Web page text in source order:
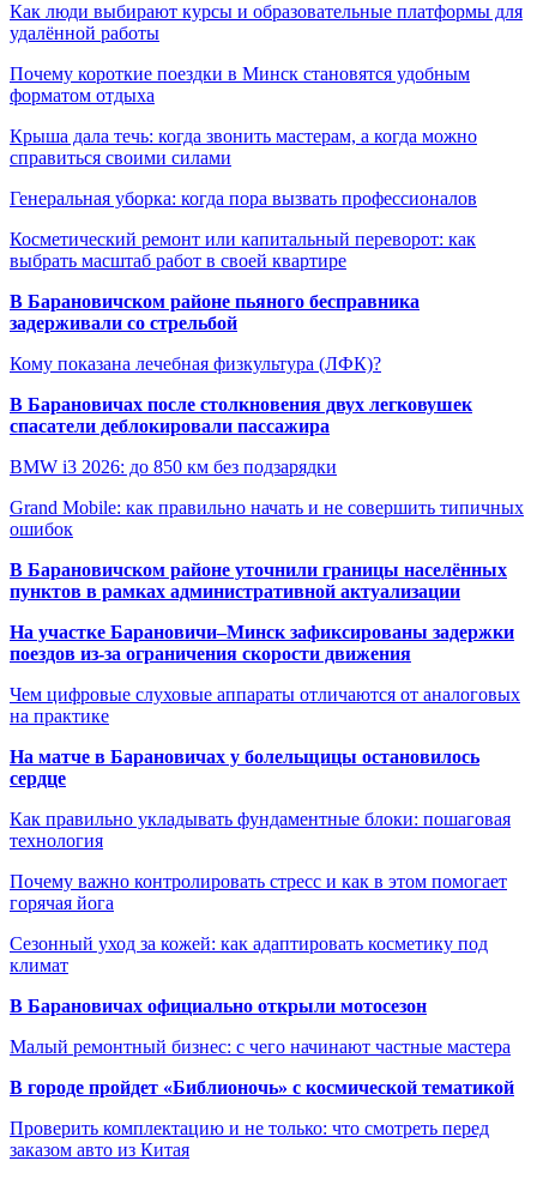
Как люди выбирают курсы и образовательные платформы для
удалённой работы
Почему короткие поездки в Минск становятся удобным
форматом отдыха
Крыша дала течь: когда звонить мастерам, а когда можно
справиться своими силами
Генеральная уборка: когда пора вызвать профессионалов
Косметический ремонт или капитальный переворот: как
выбрать масштаб работ в своей квартире
В Барановичском районе пьяного бесправника
задерживали со стрельбой
Кому показана лечебная физкультура (ЛФК)?
В Барановичах после столкновения двух легковушек
спасатели деблокировали пассажира
BMW i3 2026: до 850 км без подзарядки
Grand Mobile: как правильно начать и не совершить типичных
ошибок
В Барановичском районе уточнили границы населённых
пунктов в рамках административной актуализации
На участке Барановичи–Минск зафиксированы задержки
поездов из-за ограничения скорости движения
Чем цифровые слуховые аппараты отличаются от аналоговых
на практике
На матче в Барановичах у болельщицы остановилось
сердце
Как правильно укладывать фундаментные блоки: пошаговая
технология
Почему важно контролировать стресс и как в этом помогает
горячая йога
Сезонный уход за кожей: как адаптировать косметику под
климат
В Барановичах официально открыли мотосезон
Малый ремонтный бизнес: с чего начинают частные мастера
В городе пройдет «Библионочь» с космической тематикой
Проверить комплектацию и не только: что смотреть перед
заказом авто из Китая